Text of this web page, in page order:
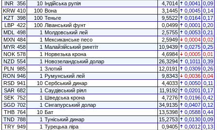
INR 356 10 Індійська рупія 4,7014 0,0041 0,09
KRW 410 100 Вона 3,1445 0,0045 0,14
KZT 398 100 Теньге 9,5522 0,0164 0,17
LBP 422 100 Ліванський фунт 0,0499 0,0001 0,20
MDL
498 1 Молдовський лей 2,5755 0,0053 0,21
MXN 484 1 Мексиканське песо 2,5949 0,0004 0,02
MYR 458 1 Малайзійський ринггіт 10,9439 0,0275 0,25
NOK 578 1 Норвезька крона 4,6984 0,0005 0,01
NZD 554 1 Новозеландський долар 26,3294 0,1011 0,39
PLN 985 1 Злотий 12,0191 0,0309 0,26
RON 946 1 Румунський лей 9,8343 0,0036 0,04
RSD 941 10 Сербський динар 4,4033 0,0050 0,11
SAR 682 1 Саудівський ріял 11,9192 0,0201 0,17
SEK 752 1 Шведська крона 4,7276 0,0196 0,42
SGD 702 1 Сінгапурський долар 34,9135 0,0407 0,12
THB 764 10 Бат 13,5398 0,0588 0,44
TND 788 1 Туніський динар 15,2753 0,0130 0,09
TRY 949 1 Турецька ліра 0,9405 0,0012 0,13